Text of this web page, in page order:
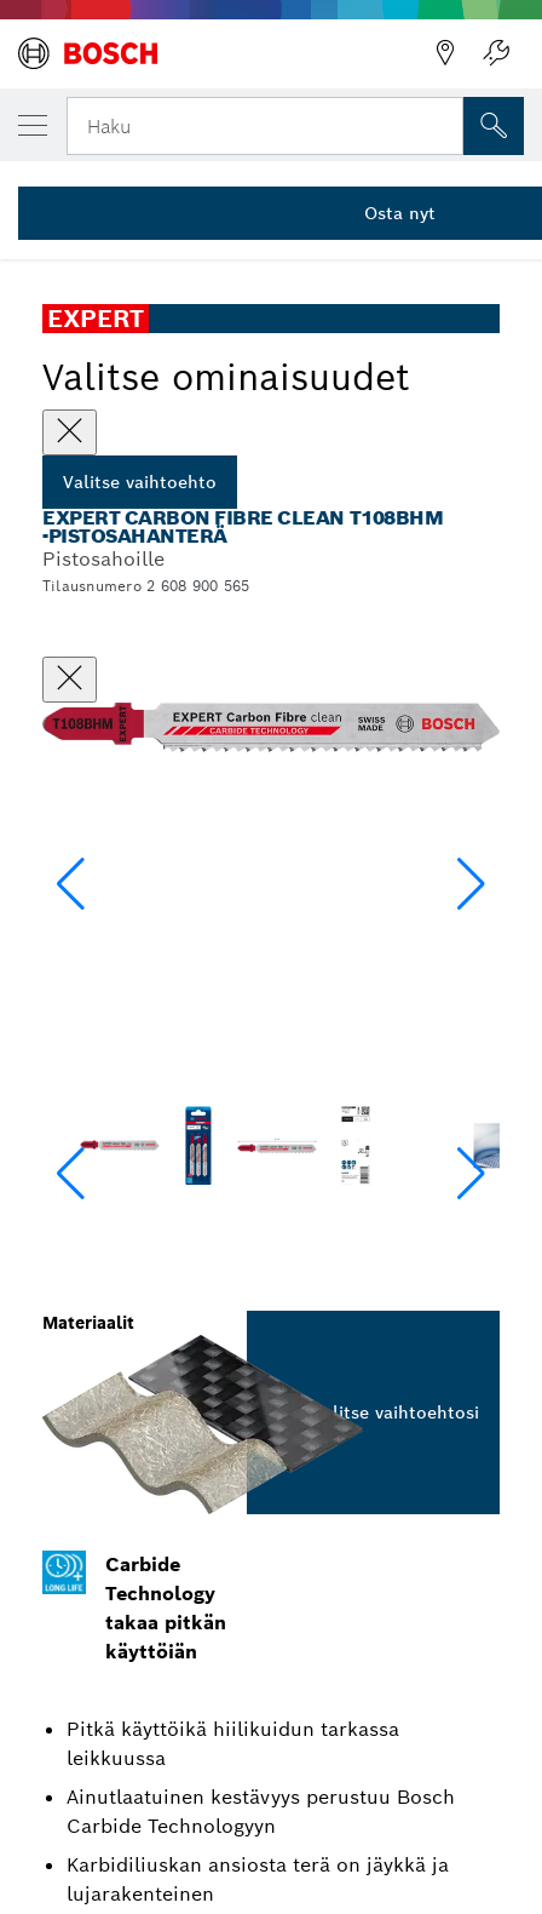
Haku
... EXPERT Carbon Fiber Clean T108BHM ‑pistosahanterä
EXPERT
Valitse ominaisuudet
Valitse vaihtoehto
EXPERT CARBON FIBRE CLEAN T108BHM
‑PISTOSAHANTERÄ
Pistosahoille
Tilausnumero 2 608 900 565
Carbide
Technology
takaa pitkän
käyttöiän
Pitkä käyttöikä hiilikuidun tarkassa
leikkuussa
Ainutlaatuinen kestävyys perustuu Bosch
Carbide Technologyyn
Karbidiliuskan ansiosta terä on jäykkä ja
lujarakenteinen
Materiaalit
Valitse vaihtoehtosi
VALITSEMASI VAIHTOEHTO
EXPERT Carbon Fibre Clean T 108 BHM -
2 608 900 565
Osta nyt